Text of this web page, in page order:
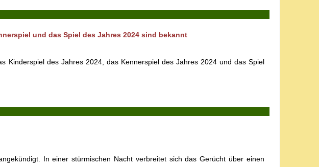
und das Spiel des Jahres 2024 sind bekannt
Kinderspiel des Jahres 2024, das Kennerspiel des Jahres 2024 und das Spiel
In einer stürmischen Nacht verbreitet sich das Gerücht über einen